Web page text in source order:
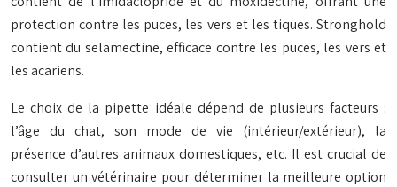
protection contre les puces, les vers et les tiques. Stronghold
contient du selamectine, efficace contre les puces, les vers et
les acariens.
Le choix de la pipette idéale dépend de plusieurs facteurs :
l’âge du chat, son mode de vie (intérieur/extérieur), la
présence d’autres animaux domestiques, etc. Il est crucial de
consulter un vétérinaire pour déterminer la meilleure option